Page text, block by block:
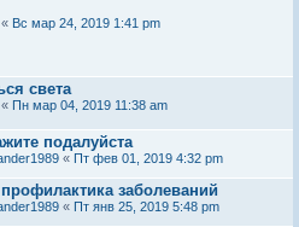
« Вс мар 24, 2019 1:41 pm
света
« Пн мар 04, 2019 11:38 am
подалуйста
« Пт фев 01, 2019 4:32 pm
заболеваний
« Пт янв 25, 2019 5:48 pm